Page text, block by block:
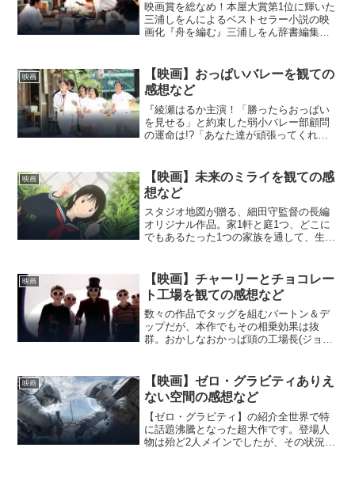
映画賞を総なめ！本屋大賞第1位に輝いた
三浦しをんによるベストセラー小説の映
画化『舟を編む』三浦しをん辞書編集部
葉に向き合うまじめさんの熱意が伝わっ
てきた。僕も、言葉を自...
映画
【映画】おっぱいバレーを観ての
感想など
『綾瀬はるか主演！「勝ったらおっぱい
を見せる」と約束した弱小バレー部顧問
の運命は!?「あなた達が頑張ってくれる
いバレーの作品情報！『北九州の中学校
に赴任した新米女教師の...
映画
【映画】未来のミライを観ての感
想など
スタジオ地図が贈る、細田守監督の長編
オリジナル作品。家1軒と庭1つ、どこに
でもあるたった1つの家族を通して、生命
報！「バケモノの子」「おおかみこども
の雨と雪」の細田守監督...
映画
【映画】チャーリーとチョコレー
ト工場を観ての感想など
数々の作品でタッグを組むバートン＆デ
ップだが、本作でもその相乗効果は抜
群。おかしなおかっぱ頭の工場長(ジョニ
する！【映画】チャーリーとチョコレー
ト工場の作品情報！一部...
映画
【映画】ゼロ・グラビティありえ
ない空間の感想など
【ゼロ・グラビティ】の紹介全世界で特
に話題沸騰となった超大作です。登場人
物は殆ど2人メインでしたが、その状況か